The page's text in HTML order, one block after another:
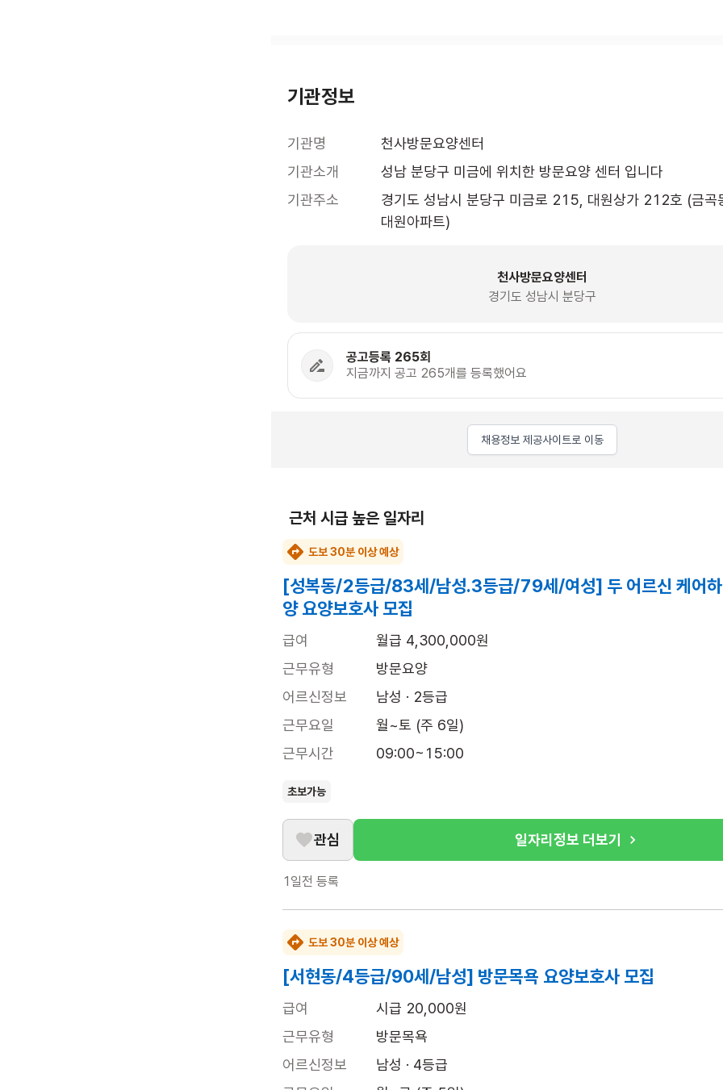
기관정보
기관명
천사방문요양센터
기관소개
성남 분당구 미금에 위치한 방문요양 센터 입니다
기관주소
경기도 성남시 분당구 미금로 215, 대원상가 212호 (금곡
대원아파트)
천사방문요양센터
경기도 성남시 분당구
공고등록 265회
지금까지 공고 265개를 등록했어요
채용정보 제공사이트로 이동
근처 시급 높은 일자리
도보 30분 이상 예상
[성복동/2등급/83세/남성.3등급/79세/여성] 두 어르신 케어하
양 요양보호사 모집
급여
월급 4,300,000원
근무유형
방문요양
어르신정보
남성 · 2등급
근무요일
월~토 (주 6일)
근무시간
09:00~15:00
초보가능
관심 일자리정보 더보기
1일전 등록
도보 30분 이상 예상
[서현동/4등급/90세/남성] 방문목욕 요양보호사 모집
급여
시급 20,000원
근무유형
방문목욕
어르신정보
남성 · 4등급